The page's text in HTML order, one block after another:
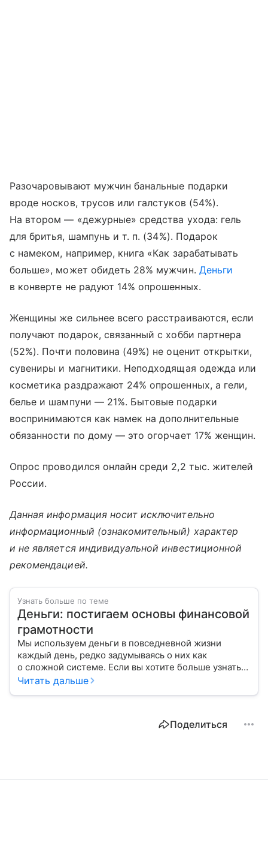
Разочаровывают мужчин банальные подарки
вроде носков, трусов или галстуков (54%).
На втором — «дежурные» средства ухода: гель
для бритья, шампунь и т. п. (34%). Подарок
с намеком, например, книга «Как зарабатывать
больше», может обидеть 28% мужчин. Деньги
в конверте не радуют 14% опрошенных.
Женщины же сильнее всего расстраиваются, если
получают подарок, связанный с хобби партнера
(52%). Почти половина (49%) не оценит открытки,
сувениры и магнитики. Неподходящая одежда или
косметика раздражают 24% опрошенных, а гели,
белье и шампуни — 21%. Бытовые подарки
воспринимаются как намек на дополнительные
обязанности по дому — это огорчает 17% женщин.
Опрос проводился онлайн среди 2,2 тыс. жителей
России.
Данная информация носит исключительно
информационный (ознакомительный) характер
и не является индивидуальной инвестиционной
рекомендацией.
Узнать больше по теме
Деньги: постигаем основы финансовой
грамотности
Мы используем деньги в повседневной жизни
каждый день, редко задумываясь о них как
о сложной системе. Если вы хотите больше узнать
об этом финансовом инструменте и его функциях,
Читать дальше
Поделиться